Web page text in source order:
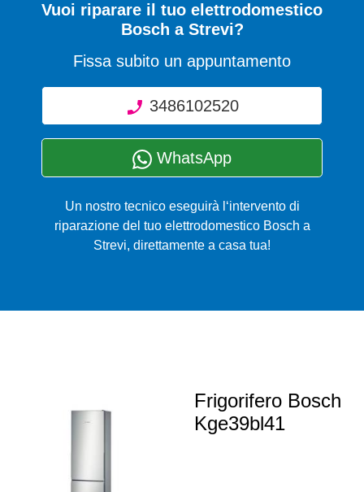
Vuoi riparare il tuo elettrodomestico
Bosch a Strevi?
Fissa subito un appuntamento
3486102520
WhatsApp
Un nostro tecnico eseguirà l‘intervento di
riparazione del tuo elettrodomestico Bosch a
Strevi, direttamente a casa tua!
Frigorifero Bosch
Kge39bl41